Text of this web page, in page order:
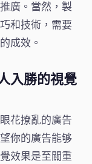
廣。當然，製
和技術，需要
成效。
入勝的視覺
花撩亂的廣告
你的廣告能够
效果是至關重